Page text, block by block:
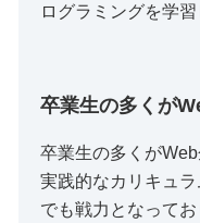
ログラミングを学
卒業生の多くが
卒業生の多くが
実践的なカリキュ
でも戦力となってお